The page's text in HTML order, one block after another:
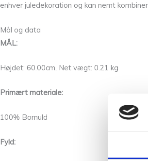
enhver juledekoration og kan nemt
Mål og data
MÅL:
Højdet: 60.00cm, Net vægt: 0.21 kg
Primært materiale:
100% Bomuld
Fyld: